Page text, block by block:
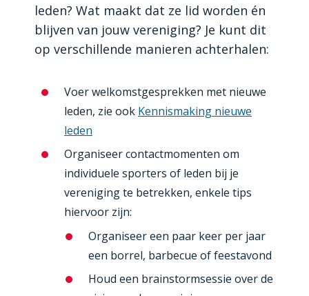
leden? Wat maakt dat ze lid worden én
blijven van jouw vereniging? Je kunt dit
op verschillende manieren achterhalen:
Voer welkomstgesprekken met nieuwe
leden, zie ook Kennismaking nieuwe
leden
Organiseer contactmomenten om
individuele sporters of leden bij je
vereniging te betrekken, enkele tips
hiervoor zijn:
Organiseer een paar keer per jaar
een borrel, barbecue of feestavond
Houd een brainstormsessie over de